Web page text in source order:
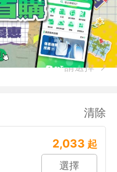
請選擇
清除
2,033 起
選擇